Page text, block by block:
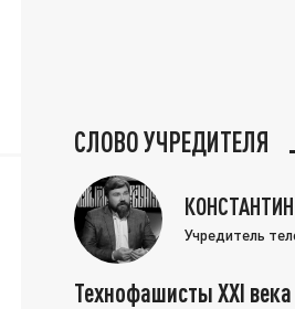
СЛОВО УЧРЕДИТЕЛЯ
Учредитель
Технофашисты XXI века